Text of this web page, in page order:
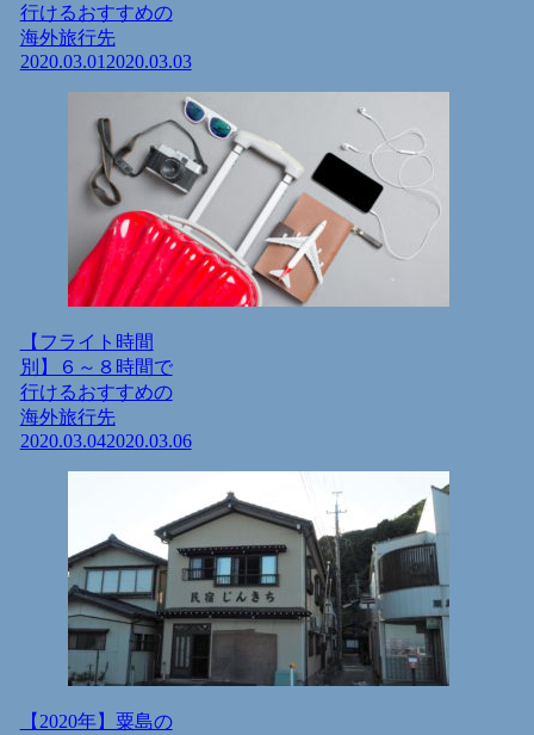
行けるおすすめの
海外旅行先
2020.03.012020.03.03
【フライト時間
別】６～８時間で
行けるおすすめの
海外旅行先
2020.03.042020.03.06
【2020年】粟島の